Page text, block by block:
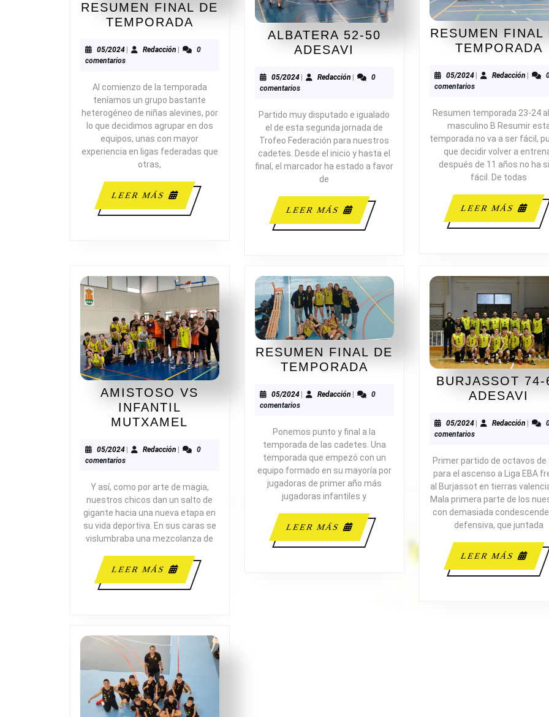
RESUMEN FINAL DE
TEMPORADA RESUMEN
DE
05/202405/2024Redacción Redacción
0
comentarios
Al comienzo de la temporada
teníamos un grupo bastante
heterogéneo de niñas alevines, por
lo que decidimos agrupar en dos
equipos, unas con mayor
experiencia en ligas federadas que
otras,
LEER MÁS
LEER
MÁS
ALBATERA 52-50
ADESAVI
50
05/202405/2024
| Redacción Redacción
|
0
comentarios
Partido muy disputado e igualado
el de esta segunda jornada de
Trofeo Federación para nuestros
cadetes. Desde el inicio y hasta el
final, el marcador ha estado a favor
de
LEER MÁS
LEER
MÁS
RESUMEN FINAL
TEMPORADA
05/202405/2024Redacción
comentarios
Resumen temporada 23-24
masculino B Resumir
temporada no va a ser fácil,
que decidir volver a
después de 11 años no ha
fácil. De todas
LEER MÁS
MÁS
AMISTOSO VS
INFANTIL
MUTXAMEL
INFANTIL
MUTXAMEL
05/202405/2024Redacción Redacción
0
comentarios
Y así, como por arte de magia,
nuestros chicos dan un salto de
gigante hacia una nueva etapa en
su vida deportiva. En sus caras se
vislumbraba una mezcolanza de
LEER MÁS
LEER
MÁS
RESUMEN FINAL DE
TEMPORADA RESUMEN
DE
05/202405/2024Redacción Redacción
0
comentarios
Ponemos punto y final a la
temporada de las cadetes. Una
temporada que empezó con un
equipo formado en su mayoría por
jugadoras de primer año más
jugadoras infantiles y
LEER MÁS
LEER
MÁS
BURJASSOT 74-
ADESAVI
63
05/202405/2024Redacción
comentarios
Primer partido de octavos de
para el ascenso a Liga EBA
al Burjassot en tierras
Mala primera parte de los
con demasiada
defensiva, que juntada
LEER MÁS
MÁS